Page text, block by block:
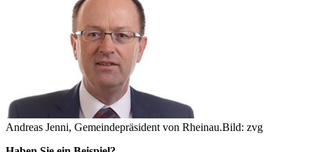
Andreas Jenni, Gemeindepräsident von Rheinau.Bild: zvg